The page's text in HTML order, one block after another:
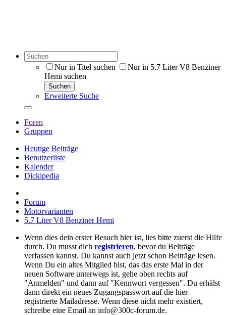
Nur in Titel suchen
Nur in 5.7 Liter V8 Benziner
Hemi suchen
Suchen
Erweiterte Suche
Foren
Gruppen
Heutige Beiträge
Benutzerliste
Kalender
Dickipedia
Forum
Motorvarianten
5.7 Liter V8 Benziner Hemi
Wenn dies dein erster Besuch hier ist, lies bitte zuerst die Hilfe
durch. Du musst dich registrieren, bevor du Beiträge
verfassen kannst. Du kannst auch jetzt schon Beiträge lesen.
Wenn Du ein altes Mitglied bist, das das erste Mal in der
neuen Software unterwegs ist, gehe oben rechts auf
"Anmelden" und dann auf "Kennwort vergessen". Du erhälst
dann direkt ein neues Zugangspasswort auf die hier
registrierte Mailadresse. Wenn diese nicht mehr existiert,
schreibe eine Email an info@300c-forum.de.